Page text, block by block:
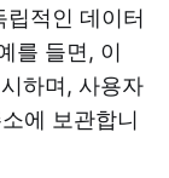
적인 데이터
를 들면, 이
하며, 사용자
에 보관합니